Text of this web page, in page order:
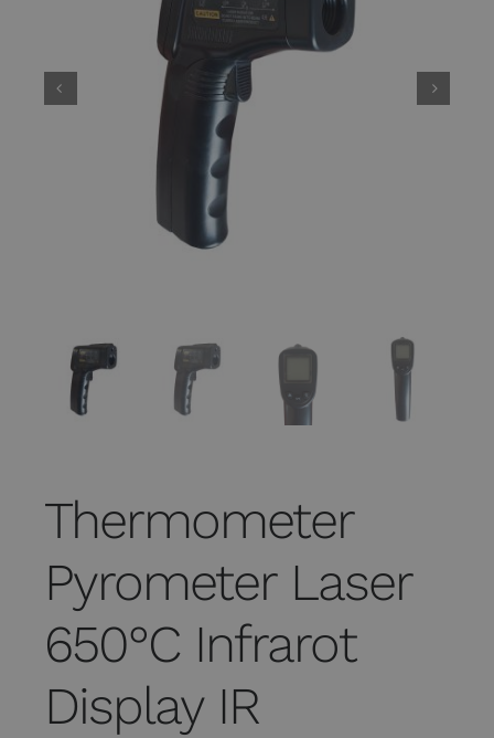
Thermometer
Pyrometer Laser
650°C Infrarot
Display IR